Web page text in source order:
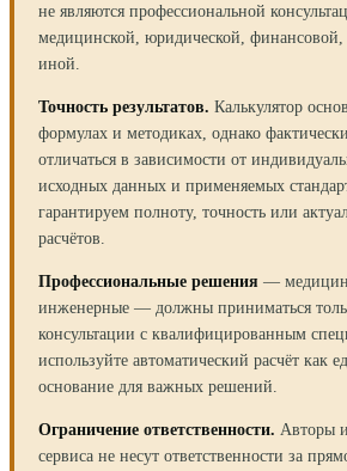
не являются профессиональной
медицинской, юридической,
иной.
Точность результатов. Калькулятор
формулах и методиках, однако
отличаться в зависимости от
исходных данных и применяемых
гарантируем полноту, точность или
расчётов.
Профессиональные решения —
инженерные — должны приниматься
консультации с квалифицированным
используйте автоматический расчёт как
основание для важных решений.
Ограничение ответственности. Авторы
сервиса не несут ответственности за